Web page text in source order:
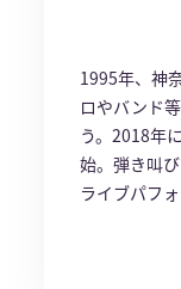
1995年、神
ロやバンド
う。2018年
始。弾き叫
ライブパフ